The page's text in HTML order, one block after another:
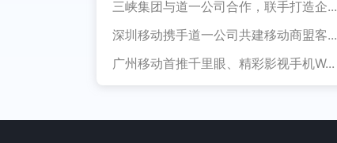
三峡集团与道一公司合作，联手打造企...
深圳移动携手道一公司共建移动商盟客...
广州移动首推千里眼、精彩影视手机W...